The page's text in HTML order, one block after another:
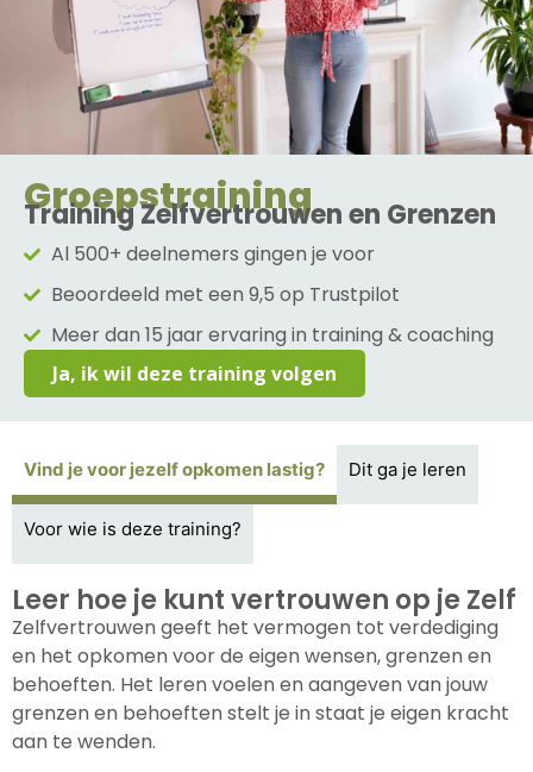
Groepstraining
Training Zelfvertrouwen en Grenzen
Al 500+ deelnemers gingen je voor
Beoordeeld met een 9,5 op Trustpilot
Meer dan 15 jaar ervaring in training & coaching
Ja, ik wil deze training volgen
Vind je voor jezelf opkomen lastig? Dit ga je leren
Voor wie is deze training?
Leer hoe je kunt vertrouwen op je Zelf
Zelfvertrouwen geeft het vermogen tot verdediging
en het opkomen voor de eigen wensen, grenzen en
behoeften. Het leren voelen en aangeven van jouw
grenzen en behoeften stelt je in staat je eigen kracht
aan te wenden.